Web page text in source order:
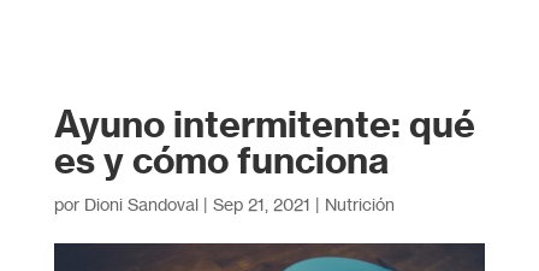
Ayuno intermitente: qué
es y cómo funciona
por Dioni Sandoval| Sep 21, 2021 | Nutrición